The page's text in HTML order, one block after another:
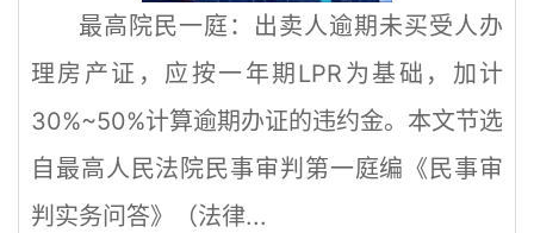
最高院民一庭：出卖人逾期未买受人办
理房产证，应按一年期LPR为基础，加计
30%~50%计算逾期办证的违约金。本文节选
自最高人民法院民事审判第一庭编《民事审
判实务问答》（法律...